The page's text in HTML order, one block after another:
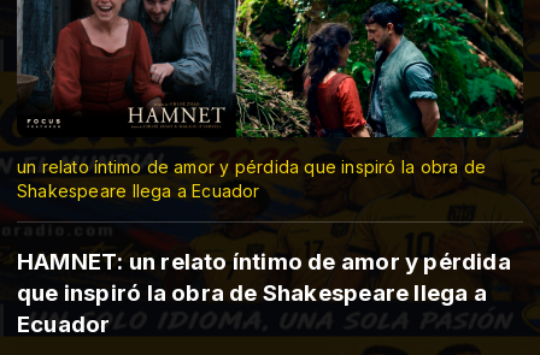
un relato íntimo de amor y pérdida que inspiró la obra de
Shakespeare llega a Ecuador
HAMNET: un relato íntimo de amor y pérdida
que inspiró la obra de Shakespeare llega a
Ecuador